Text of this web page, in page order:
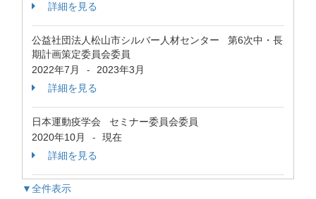
詳細を見る
公益社団法人松山市シルバー人材センター 第6次中・長
期計画策定委員会委員
2022年7月
-
2023年3月
詳細を見る
日本運動疫学会 セミナー委員会委員
2020年10月
-
現在
詳細を見る
▼全件表示